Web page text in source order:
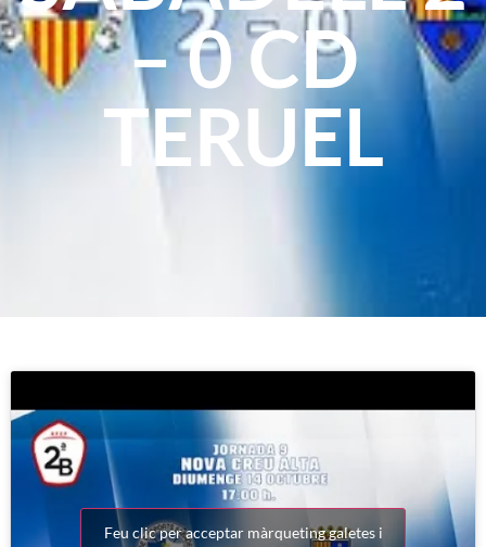
– 0 CD
TERUEL
Feu clic per acceptar màrqueting galetes i